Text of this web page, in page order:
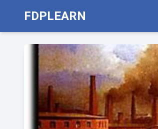
FDPLEARN